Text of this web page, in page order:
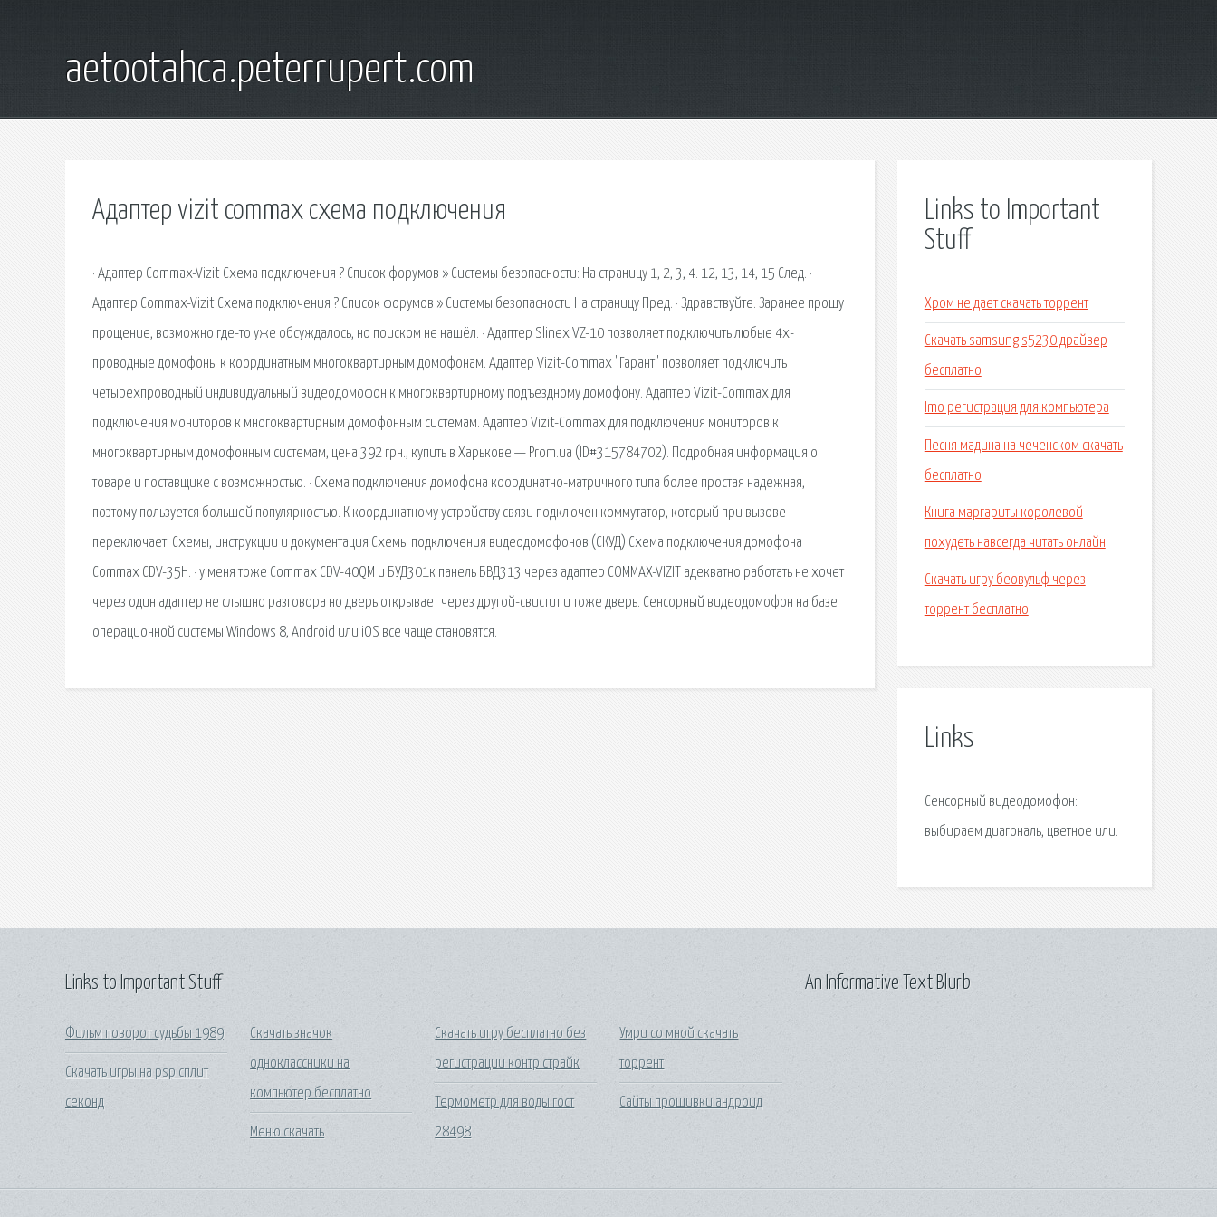
aetootahca.peterrupert.com
Адаптер vizit commax схема подключения
· Адаптер Commax-Vizit Схема подключения ? Список форумов » Системы безопасности: На страницу 1, 2, 3, 4. 12, 13, 14, 15 След. ·
Адаптер Commax-Vizit Схема подключения ? Список форумов » Системы безопасности На страницу Пред. · Здравствуйте. Заранее прошу
прощение, возможно где-то уже обсуждалось, но поиском не нашёл. · Адаптер Slinex VZ-10 позволяет подключить любые 4х-
проводные домофоны к координатным многоквартирным домофонам. Адаптер Vizit-Commax "Гарант" позволяет подключить
четырехпроводный индивидуальный видеодомофон к многоквартирному подъездному домофону. Адаптер Vizit-Commax для
подключения мониторов к многоквартирным домофонным системам. Адаптер Vizit-Commax для подключения мониторов к
многоквартирным домофонным системам, цена 392 грн., купить в Харькове — Prom.ua (ID#315784702). Подробная информация о
товаре и поставщике с возможностью. · Схема подключения домофона координатно-матричного типа более простая надежная,
поэтому пользуется большей популярностью. К координатному устройству связи подключен коммутатор, который при вызове
переключает. Схемы, инструкции и документация Схемы подключения видеодомофонов (СКУД) Схема подключения домофона
Commax CDV-35H. · у меня тоже Commax CDV-40QM и БУД301к панель БВД313 через адаптер СOMMAX-VIZIT адекватно работать не хочет
через один адаптер не слышно разговора но дверь открывает через другой-свистит и тоже дверь. Сенсорный видеодомофон на базе
операционной системы Windows 8, Android или iOS все чаще становятся.
Links to Important
Stuff
Хром не дает скачать торрент
Скачать samsung s5230 драйвер
бесплатно
Imo регистрация для компьютера
Песня мадина на чеченском скачать
бесплатно
Книга маргариты королевой
похудеть навсегда читать онлайн
Скачать игру беовульф через
торрент бесплатно
Links
Сенсорный видеодомофон:
выбираем диагональ, цветное или.
Links to Important Stuff
Фильм поворот судьбы 1989
Скачать игры на psp сплит
секонд
Скачать значок
одноклассники на
компьютер бесплатно
Меню скачать
Скачать игру бесплатно без
регистрации контр страйк
Термометр для воды гост
28498
Умри со мной скачать
торрент
Сайты прошивки андроид
An Informative Text Blurb